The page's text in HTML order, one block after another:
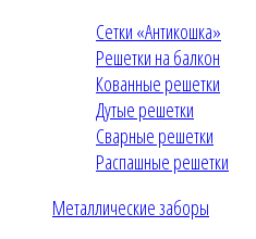
Сетки «Антикошка»
Решетки на балкон
Кованные решетки
Дутые решетки
Сварные решетки
Распашные решетки
Металлические заборы